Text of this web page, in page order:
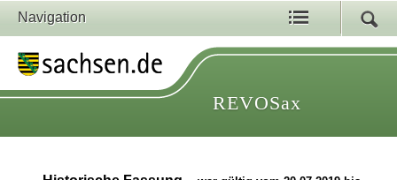
Navigation
REVOSax